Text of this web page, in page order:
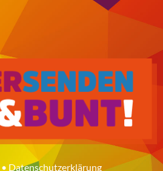
• Datenschutzerklärung